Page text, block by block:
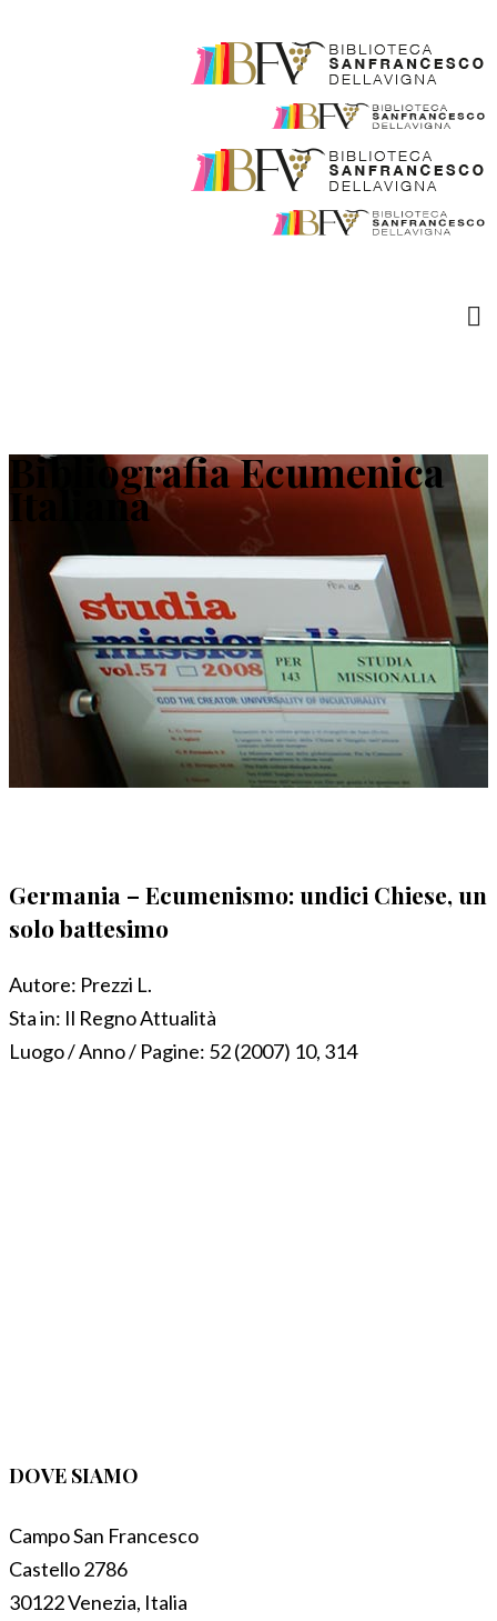
Bibliografia Ecumenica
Italiana
Germania – Ecumenismo: undici Chiese, un
solo battesimo
Autore: Prezzi L.
Sta in: Il Regno Attualità
Luogo / Anno / Pagine: 52 (2007) 10, 314
DOVE SIAMO
Campo San Francesco
Castello 2786
30122 Venezia, Italia